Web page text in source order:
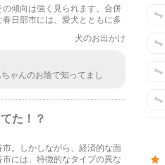
傾向は強く見られます。合併
日部市には、愛犬とともに多
犬のお出かけ
ゃんのお陰で知ってまし
た！？
。しかしながら、経済的な面
には、特徴的なタイプの異な